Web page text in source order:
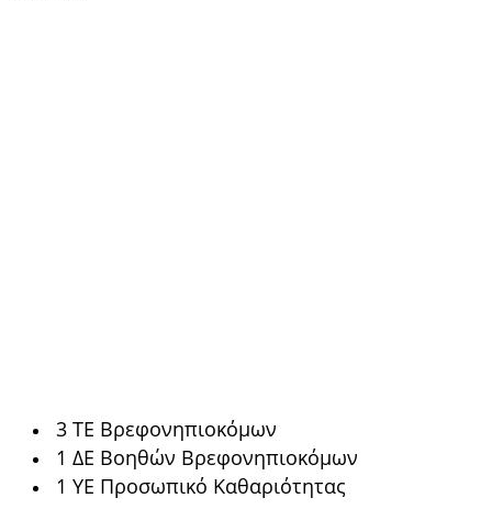
3 ΤΕ Βρεφονηπιοκόμων
1 ΔΕ Βοηθών Βρεφονηπιοκόμων
1 ΥΕ Προσωπικό Καθαριότητας